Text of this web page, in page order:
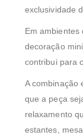
exclusividade
Em ambientes
decoração
contribui para
A combinação
que a peça
relaxamento
estantes,